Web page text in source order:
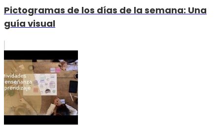
Pictogramas de los días de la semana: Una
guía visual